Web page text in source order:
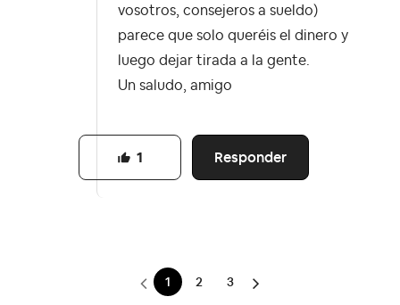
vosotros, consejeros a sueldo)
parece que solo queréis el dinero y
luego dejar tirada a la gente.
Un saludo, amigo
Responder
1
1 2 3